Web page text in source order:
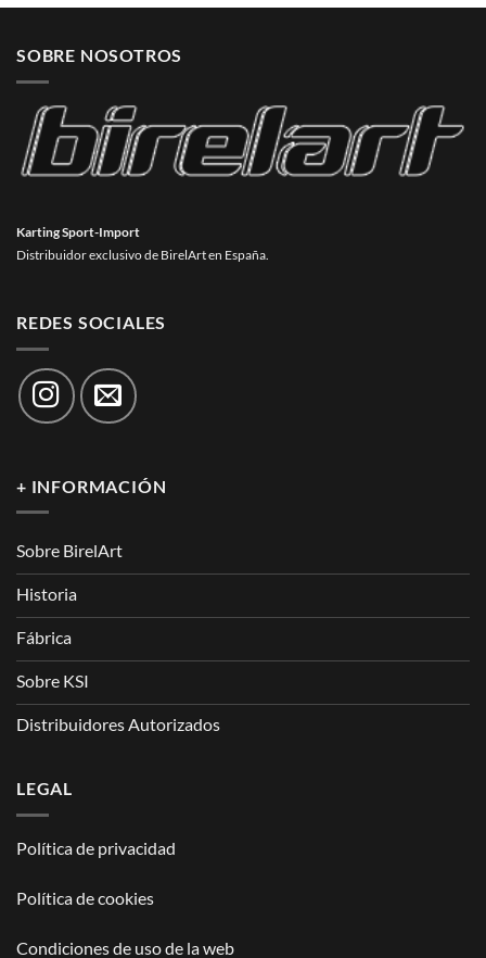
SOBRE NOSOTROS
Karting Sport-Import
Distribuidor exclusivo de BirelArt en España.
REDES SOCIALES
+ INFORMACIÓN
Sobre BirelArt
Historia
Fábrica
Sobre KSI
Distribuidores Autorizados
LEGAL
Política de privacidad
Política de cookies
Condiciones de uso de la web